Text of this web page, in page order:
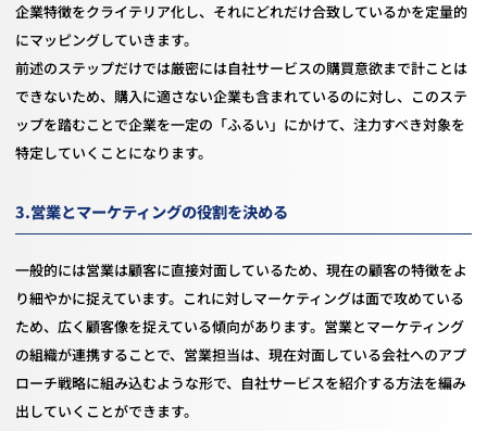
企業特徴をクライテリア化し、それにどれだけ合致しているかを定量的
にマッピングしていきます。
前述のステップだけでは厳密には自社サービスの購買意欲まで計ことは
できないため、購入に適さない企業も含まれているのに対し、このステ
ップを踏むことで企業を一定の「ふるい」にかけて、注力すべき対象を
特定していくことになります。
3.営業とマーケティングの役割を決める
一般的には営業は顧客に直接対面しているため、現在の顧客の特徴をよ
り細やかに捉えています。これに対しマーケティングは面で攻めている
ため、広く顧客像を捉えている傾向があります。営業とマーケティング
の組織が連携することで、営業担当は、現在対面している会社へのアプ
ローチ戦略に組み込むような形で、自社サービスを紹介する方法を編み
出していくことができます。